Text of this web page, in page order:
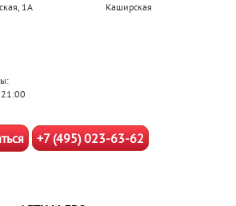
1А
Каширская
+7 (495) 023-63-62